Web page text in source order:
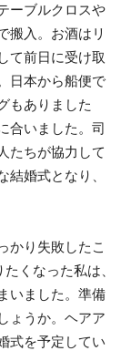
ーブルクロスや
搬入。お酒はリ
て前日に受け取
日本から船便で
もありました
合いました。司
たちが協力して
婚式となり、
かり失敗したこ
くなった私は、
いました。準備
ょうか。ヘアア
式を予定してい